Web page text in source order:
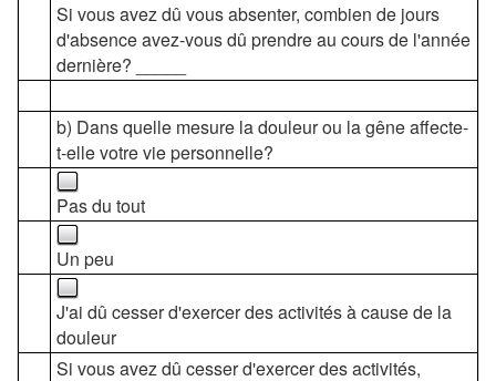
Si vous avez dû vous absenter, combien de jours
d'absence avez-vous dû prendre au cours de l'année
dernière? _____
b) Dans quelle mesure la douleur ou la gêne affecte-
t-elle votre vie personnelle?
Pas du tout
Un peu
J'ai dû cesser d'exercer des activités à cause de la
douleur
Si vous avez dû cesser d'exercer des activités,